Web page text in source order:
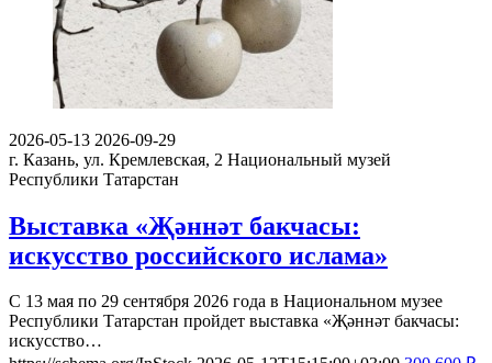
2026-05-13 2026-09-29
г. Казань, ул. Кремлевская, 2 Национальный музей
Республики Татарстан
Выставка «Җәннәт бакчасы:
искусство российского ислама»
С 13 мая по 29 сентября 2026 года в Национальном музее
Республики Татарстан пройдет выставка «Җәннәт бакчасы:
искусство…